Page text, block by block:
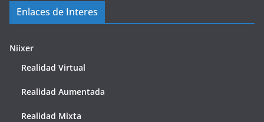
Enlaces de Interes
Niixer
Realidad Virtual
Realidad Aumentada
Realidad Mixta